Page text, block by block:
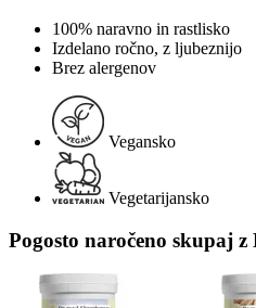
100% naravno in rastlisko
Izdelano ročno, z ljubeznijo
Brez alergenov
Vegansko
Vegetarijansko
Pogosto naročeno skupaj